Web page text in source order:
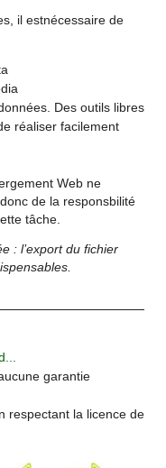
il estnécessaire de
Des outils libres
réaliser facilement
Web ne
de la responsbilité
tâche.
: l’export du fichier
garantie
respectant la licence de